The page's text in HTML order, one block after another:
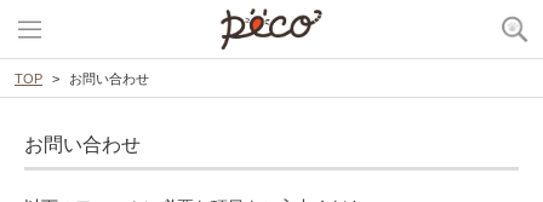
TOP お問い合わせ
お問い合わせ